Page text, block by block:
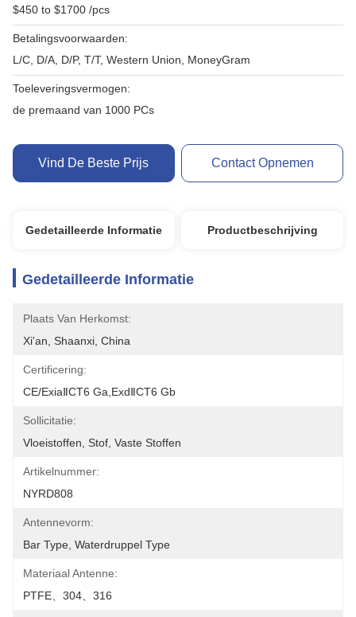
$450 to $1700 /pcs
Betalingsvoorwaarden:
L/C, D/A, D/P, T/T, Western Union, MoneyGram
Toeleveringsvermogen:
de premaand van 1000 PCs
Vind De Beste Prijs Contact Opnemen
Gedetailleerde Informatie Productbeschrijving
Gedetailleerde Informatie
Plaats Van Herkomst:
Xi'an, Shaanxi, China
Certificering:
CE/ExiaⅡCT6 Ga,ExdⅡCT6 Gb
Sollicitatie:
Vloeistoffen, Stof, Vaste Stoffen
Artikelnummer:
NYRD808
Antennevorm:
Bar Type, Waterdruppel Type
Materiaal Antenne:
PTFE、304、316